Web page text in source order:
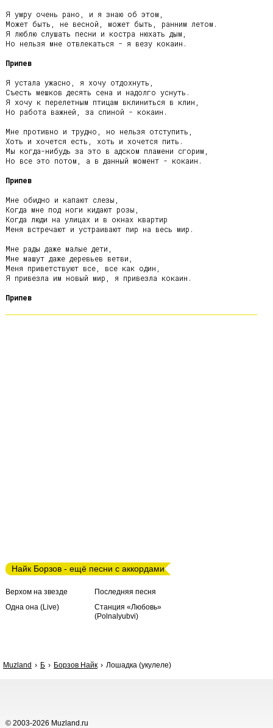
Я умру очень рано, и я знаю об этом,
Может быть, не весной, может быть, ранним летом.
Я люблю слушать песни и костра нюхать дым,
Но нельзя мне отвлекаться - я везу кокаин.
Припев
Я устала ужасно, я хочу отдохнуть,
Съесть мешков десять сена и надолго уснуть.
Я хочу к перелетным птицам вклиниться в клин,
Но работа важней, за спиной - кокаин.
Мне противно и трудно, но нельзя отступить,
Хоть и хочется есть, хоть и хочется пить.
Мы когда-нибудь за это в адском пламени сгорим,
Но все это потом, а в данный момент - кокаин.
Припев
Мне обидно и капают слезы,
Когда мне под ноги кидают розы,
Когда люди на улицах и в окнах квартир
Меня встречают и устраивают пир на весь мир.
Мне рады даже малые дети,
Мне машут даже деревьев ветви,
Меня приветствуют все, все как один,
Я привезла им новый мир, я привезла кокаин.
Припев
Найк Борзов - ещё песни с аккордами
Верхом на звезде
Одна она (Live)
Последняя песня
Станция «Любовь»
(Polnalyubvi)
Muzland Б Борзов Найк Лошадка (укулеле)
© 2003-2026 Muzland.ru